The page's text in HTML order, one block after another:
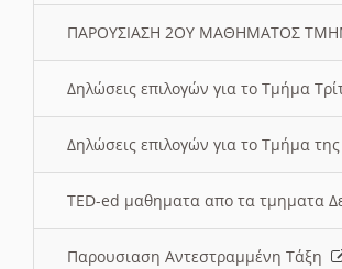
ΠΑΡΟΥΣΙΑΣΗ 2ΟΥ ΜΑΘΗΜΑΤΟΣ
Δηλώσεις επιλογών για το Τμήμα
Δηλώσεις επιλογών για το Τμήμα
TED-ed μαθηματα απο τα τμηματα
Παρουσιαση Αντεστραμμένη Τάξη